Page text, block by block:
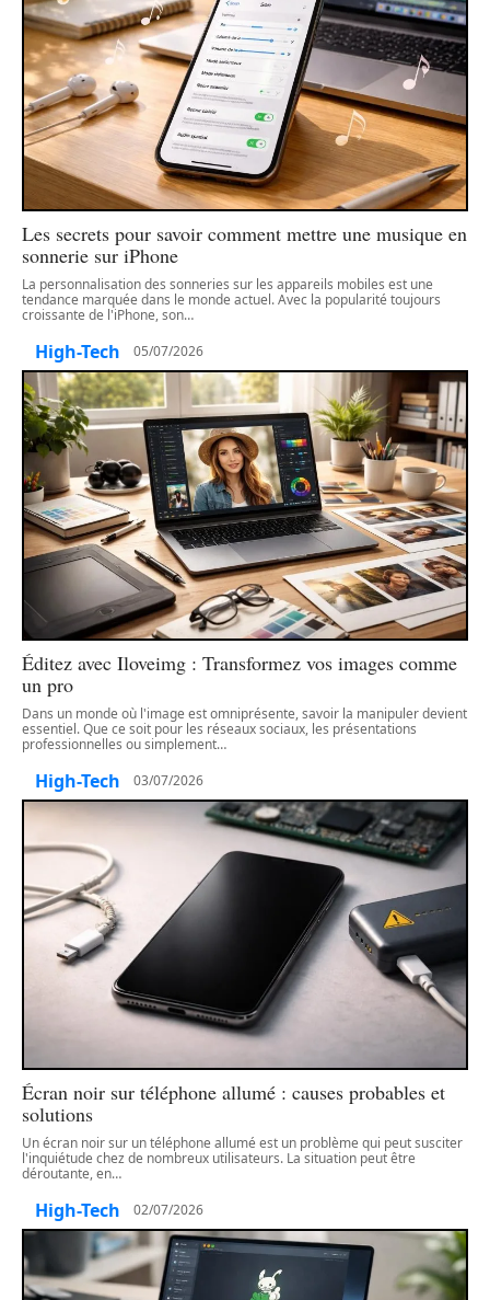
Les secrets pour savoir comment mettre une musique en
sonnerie sur iPhone
La personnalisation des sonneries sur les appareils mobiles est une
tendance marquée dans le monde actuel. Avec la popularité toujours
croissante de l'iPhone, son…
High-Tech 05/07/2026
Éditez avec Iloveimg : Transformez vos images comme
un pro
Dans un monde où l'image est omniprésente, savoir la manipuler devient
essentiel. Que ce soit pour les réseaux sociaux, les présentations
professionnelles ou simplement…
High-Tech 03/07/2026
Écran noir sur téléphone allumé : causes probables et
solutions
Un écran noir sur un téléphone allumé est un problème qui peut susciter
l'inquiétude chez de nombreux utilisateurs. La situation peut être
déroutante, en…
High-Tech 02/07/2026